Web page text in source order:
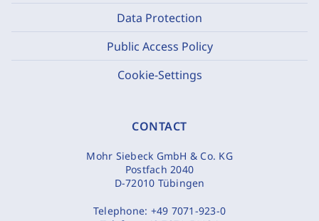
Data Protection
Public Access Policy
Cookie-Settings
CONTACT
Mohr Siebeck GmbH & Co. KG
Postfach 2040
D-72010 Tübingen
Telephone: +49 7071-923-0